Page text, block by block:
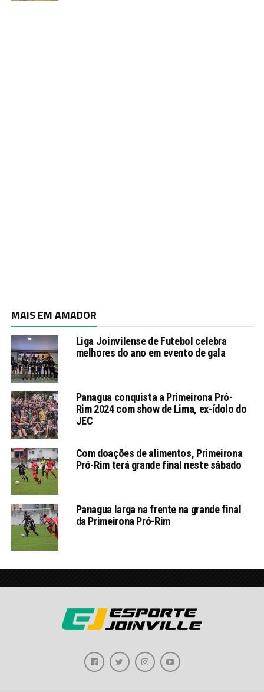
MAIS EM AMADOR
Liga Joinvilense de Futebol celebra
melhores do ano em evento de gala
Panagua conquista a Primeirona Pró-
Rim 2024 com show de Lima, ex-ídolo do
JEC
Com doações de alimentos, Primeirona
Pró-Rim terá grande final neste sábado
Panagua larga na frente na grande final
da Primeirona Pró-Rim